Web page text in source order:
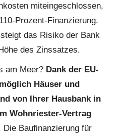
miteingeschlossen,
Prozent-Finanzierung.
das Risiko der Bank
des Zinssatzes.
am Meer? Dank der EU-
Häuser und
von Ihrer Hausbank in
Wohnriester-Vertrag
Die Baufinanzierung für